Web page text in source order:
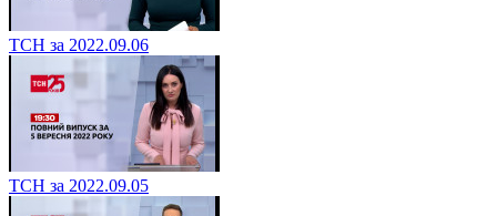
ТСН за 2022.09.06
ТСН за 2022.09.05